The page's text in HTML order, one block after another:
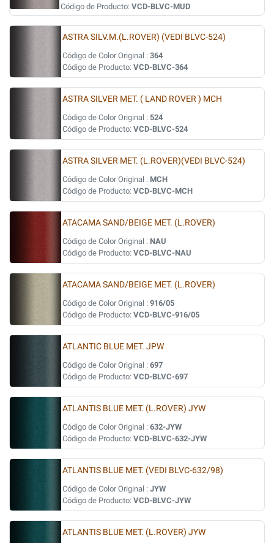
Código de Producto: VCD-BLVC-MUD
ASTRA SILV.M.(L.ROVER) (VEDI BLVC-524)
Código de Color Original : 364
Código de Producto: VCD-BLVC-364
ASTRA SILVER MET. ( LAND ROVER ) MCH
Código de Color Original : 524
Código de Producto: VCD-BLVC-524
ASTRA SILVER MET. (L.ROVER)(VEDI BLVC-524)
Código de Color Original : MCH
Código de Producto: VCD-BLVC-MCH
ATACAMA SAND/BEIGE MET. (L.ROVER)
Código de Color Original : NAU
Código de Producto: VCD-BLVC-NAU
ATACAMA SAND/BEIGE MET. (L.ROVER)
Código de Color Original : 916/05
Código de Producto: VCD-BLVC-916/05
ATLANTIC BLUE MET. JPW
Código de Color Original : 697
Código de Producto: VCD-BLVC-697
ATLANTIS BLUE MET. (L.ROVER) JYW
Código de Color Original : 632-JYW
Código de Producto: VCD-BLVC-632-JYW
ATLANTIS BLUE MET. (VEDI BLVC-632/98)
Código de Color Original : JYW
Código de Producto: VCD-BLVC-JYW
ATLANTIS BLUE MET. (L.ROVER) JYW